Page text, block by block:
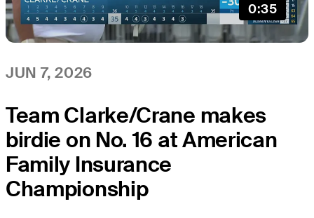
0:35
JUN 7, 2026
Team Clarke/Crane makes
birdie on No. 16 at American
Family Insurance
Championship